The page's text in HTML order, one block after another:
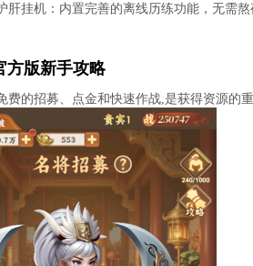
肝挂机：内置完善的离线历练功能，无需
方版新手攻略
费的招募、点金和快速作战,是获得资源的重